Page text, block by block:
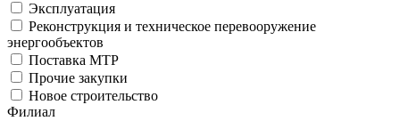
Эксплуатация
Реконструкция и техническое перевооружение
энергообъектов
Поставка МТР
Прочие закупки
Новое строительство
Филиал